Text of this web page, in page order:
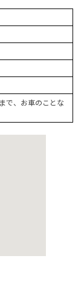
で、お車のことな